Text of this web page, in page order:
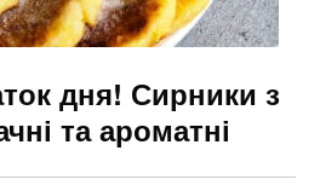
дня! Сирники з
та ароматні